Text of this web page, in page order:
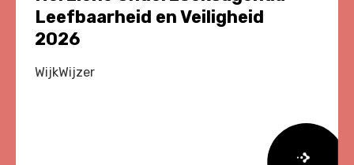
Leefbaarheid en Veiligheid
2026
WijkWijzer